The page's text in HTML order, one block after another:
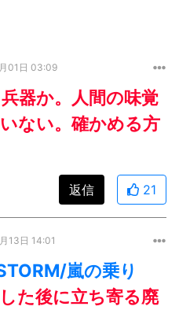
01日 03:09
器か。人間の味覚
ない。確かめる方
返信 21
13日 14:01
嵐の乗り
した後に立ち寄る廃